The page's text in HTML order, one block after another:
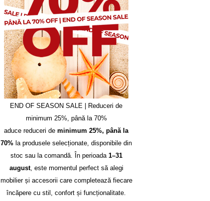
END OF SEASON SALE | Reduceri de
minimum 25%, până la 70%
aduce reduceri deminimum 25%, până la
70% la produsele selecționate, disponibile din
stoc sau la comandă. În perioada 1–31
august, este momentul perfect să alegi
mobilier și accesorii care completează fiecare
încăpere cu stil, confort și funcționalitate.